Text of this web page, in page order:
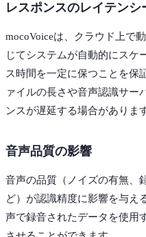
レスポンスのレイテンシ
mocoVoiceは、クラウド上で
じてシステムが自動的にスケ
ス時間を一定に保つことを保
ァイルの長さや音声認識サー
ンスが遅延する場合がありま
音声品質の影響
音声の品質（ノイズの有無、
ど）が認識精度に影響を与え
声で録音されたデータを使用